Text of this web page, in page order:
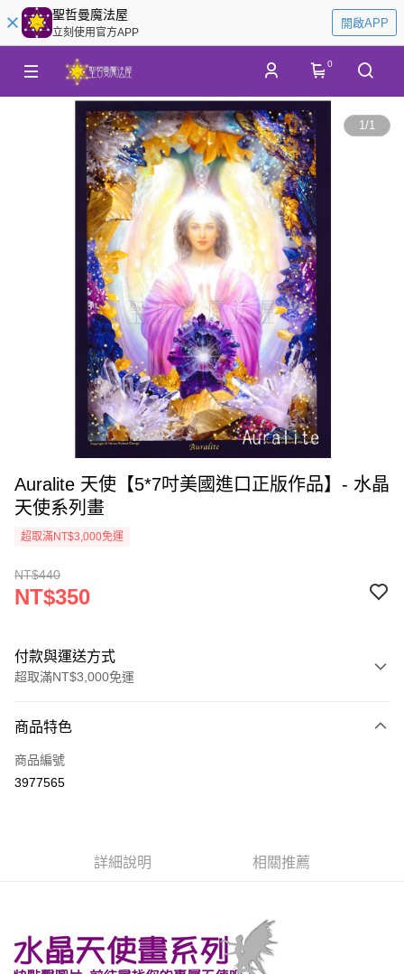
聖哲曼魔法屋
立刻使用官方APP
開啟APP
0
1/1
Auralite 天使【5*7吋美國進口正版作品】- 水晶
天使系列畫
超取滿NT$3,000免運
NT$440
NT$350
付款與運送方式
超取滿NT$3,000免運
信用卡一次付款
超商取貨付款
ATM付款
商品特色
商品編號
3977565
詳細說明 相關推薦